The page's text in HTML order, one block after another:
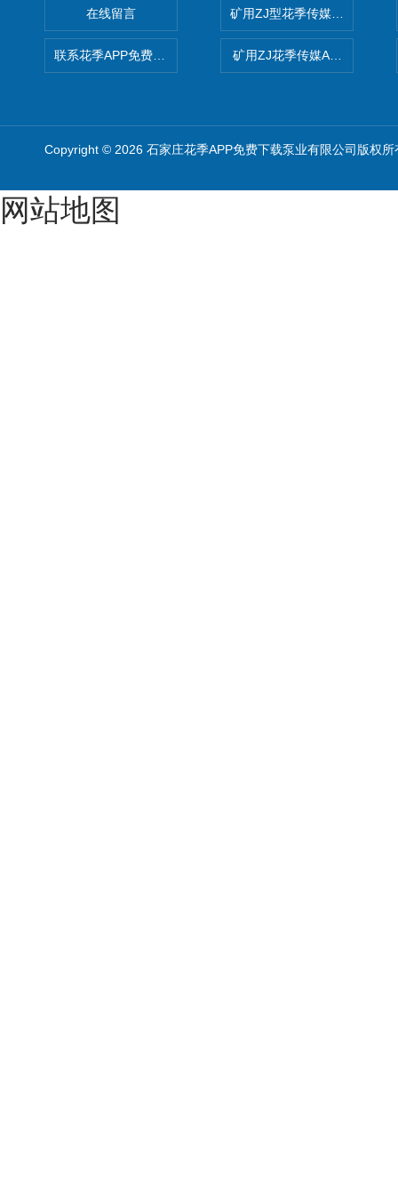
在线留言 矿用ZJ型花季传媒APP免费版
矿用ZJ花季传媒APP免费版
Copyright © 2026 石家庄花季APP免费下载泵业有限公司版权所
网站地图